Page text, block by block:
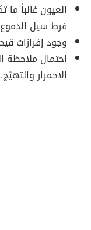
العيون غالباً
فرط سيل
وجود إفرازات
احتمال ملاحظة
الاحمرار والتهيّج.